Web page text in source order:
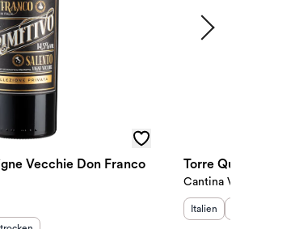
Vecchie Don Franco
Torre Quadris
Cantina Vecchia
Herkunftsland
Italien